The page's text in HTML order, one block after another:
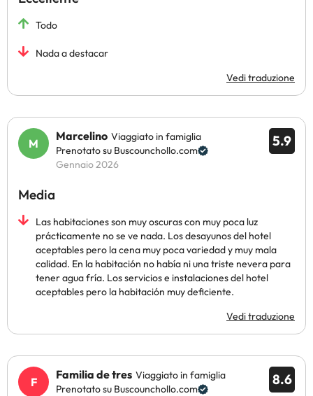
Todo
Nada a destacar
Vedi traduzione
5.9
Marcelino Viaggiato in famiglia
Prenotato su Buscounchollo.com
Gennaio 2026
Media
Las habitaciones son muy oscuras con muy poca luz
prácticamente no se ve nada. Los desayunos del hotel
aceptables pero la cena muy poca variedad y muy mala
calidad. En la habitación no había ni una triste nevera para
tener agua fría. Los servicios e instalaciones del hotel
aceptables pero la habitación muy deficiente.
Vedi traduzione
8.6
Familia de tres Viaggiato in famiglia
Prenotato su Buscounchollo.com